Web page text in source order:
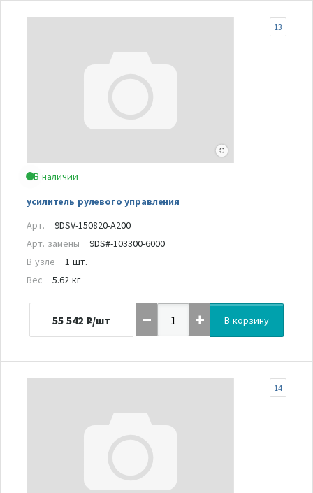
В наличии
усилитель рулевого управления
13
Арт.
9DSV-150820-A200
Арт. замены
9DS#-103300-6000
В узле
1 шт.
Вес
5.62 кг
55 542 ₽/шт В корзину
14